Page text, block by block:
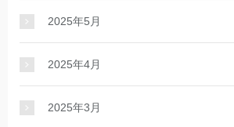
2025年5月
2025年4月
2025年3月